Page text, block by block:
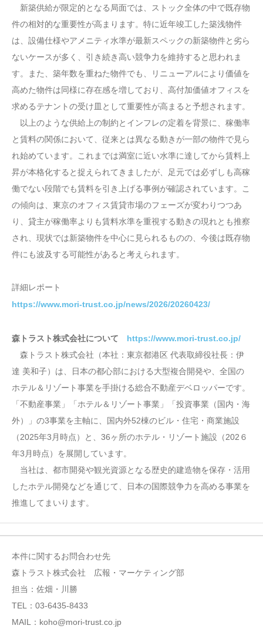
新築供給が限定的となる局面では、ストック全体の中で既存物
件の相対的な重要性が高まります。特に近年竣工した築浅物件
は、設備仕様やアメニティ水準が最新スペックの新築物件と劣ら
ないケースが多く、引き続き高い競争力を維持すると思われま
す。また、築年数を重ねた物件でも、リニューアルにより価値を
高めた物件は同様に存在感を増しており、高付加価値オフィスを
求めるテナントの受け皿として重要性が高まると予想されます。
以上のような供給上の制約とインフレの定着を背景に、稼働率
と賃料の関係において、従来とは異なる動きが一部の物件で見ら
れ始めています。これまでは満室に近い水準に達してから賃料上
昇が本格化すると捉えられてきましたが、足元では必ずしも高稼
働でない段階でも賃料を引き上げる事例が確認されています。こ
の傾向は、東京のオフィス賃貸市場のフェーズが変わりつつあ
り、貸主が稼働率よりも賃料水準を重視する動きの現れとも推察
され、現状では新築物件を中心に見られるものの、今後は既存物
件にも波及する可能性があると考えられます。
詳細レポート
https://www.mori-trust.co.jp/news/2026/20260423/
森トラスト株式会社について
https://www.mori-trust.co.jp/
森トラスト株式会社（本社：東京都港区 代表取締役社長：伊
達 美和子）は、日本の都心部における大型複合開発や、全国の
ホテル＆リゾート事業を手掛ける総合不動産デベロッパーです。
「不動産事業」「ホテル＆リゾート事業」「投資事業（国内・海
外）」の3事業を主軸に、国内外52棟のビル・住宅・商業施設
（2025年3月時点）と、36ヶ所のホテル・リゾート施設（202６
年3月時点）を展開しています。
当社は、都市開発や観光資源となる歴史的建造物を保存・活用
したホテル開発などを通じて、日本の国際競争力を高める事業を
推進してまいります。
本件に関するお問合わせ先
森トラスト株式会社 広報・マーケティング部
担当：佐畑・川勝
TEL：03-6435-8433
MAIL：koho@mori-trust.co.jp